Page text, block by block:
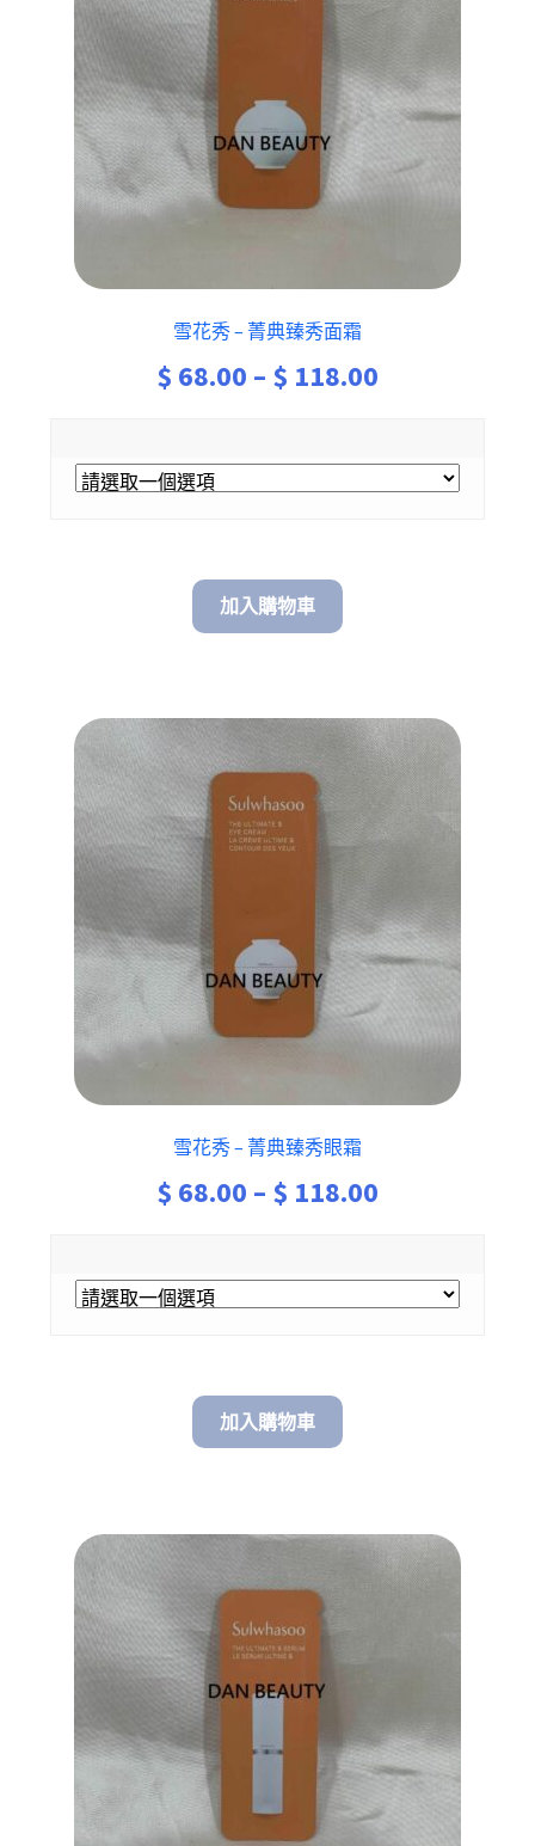
雪花秀 – 菁典臻秀面霜
$ 68.00 – $ 118.00
$ 68.00
加入購物車
雪花秀 – 菁典臻秀眼霜
$ 68.00 – $ 118.00
$ 68.00
加入購物車